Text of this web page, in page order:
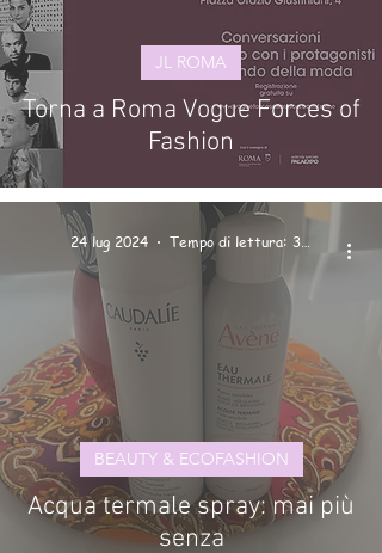
Torna a Roma Vogue Forces of
Fashion
JL ROMA
Acqua termale spray: mai più
senza
BEAUTY & ECOFASHION
24 lug 2024 Tempo di lettura: 3 min